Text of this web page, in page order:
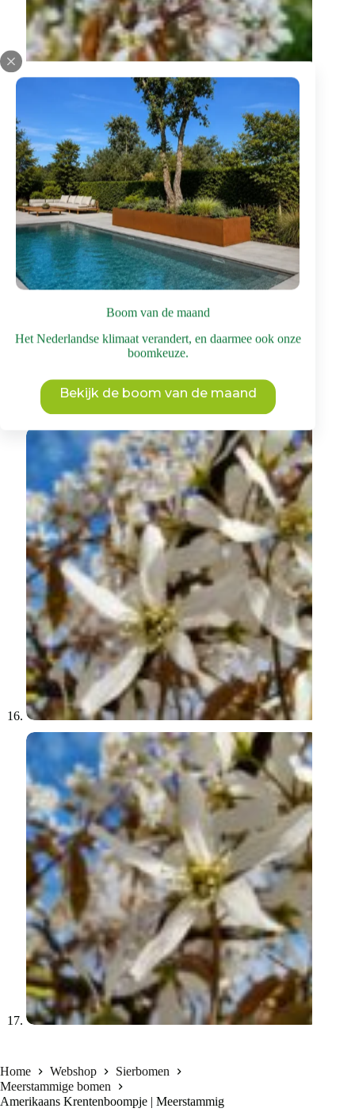
Boom van de maand
Het Nederlandse klimaat verandert, en daarmee ook onze
boomkeuze.
Bekijk de boom van de maand
Home Webshop
Sierbomen
Meerstammige bomen
Amerikaans Krentenboompje | Meerstammig